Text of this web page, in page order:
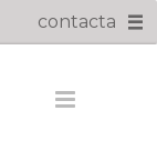
contacta